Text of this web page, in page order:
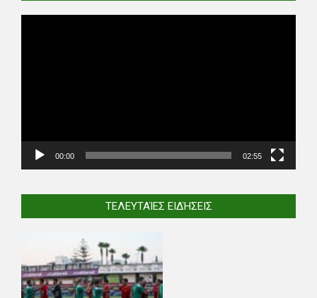
00:00 02:55
ΤΕΛΕΥΤΑΊΕΣ ΕΙΔΉΣΕΙΣ